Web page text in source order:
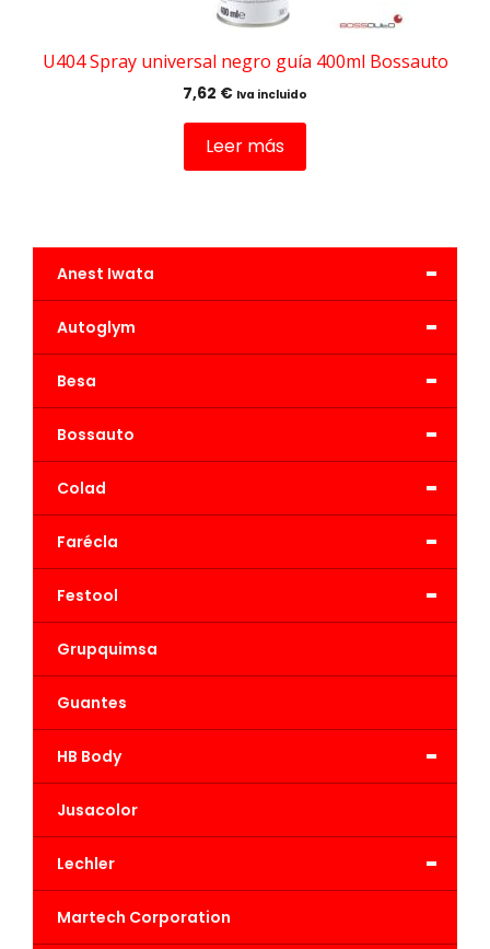
U404 Spray universal negro guía 400ml Bossauto
7,62 € Iva incluido
Leer más
-
Anest Iwata
-
Autoglym
-
Besa
-
Bossauto
-
Colad
-
Farécla
-
Festool
Grupquimsa
Guantes
-
HB Body
Jusacolor
-
Lechler
Martech Corporation